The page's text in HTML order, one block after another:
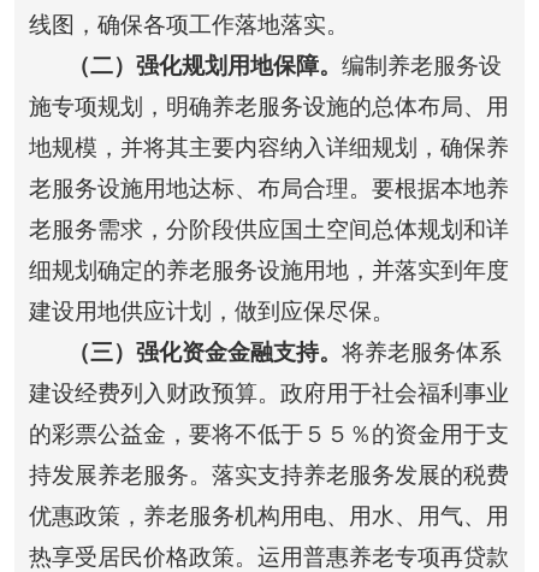
线图，确保各项工作落地落实。
（二）强化规划用地保障。 编制养老服务设
施专项规划，明确养老服务设施的总体布局、用
地规模，并将其主要内容纳入详细规划，确保养
老服务设施用地达标、布局合理。 要根据本地养
老服务需求，分阶段供应国土空间总体规划和详
细规划确定的养老服务设施用地，并落实到年度
建设用地供应计划，做到应保尽保。
（三）强化资金金融支持。 将养老服务体系
建设经费列入财政预算。政府用于社会福利事业
的彩票公益金，要将不低于５５％的资金用于支
持发展养老服务。落实支持养老服务发展的税费
优惠政策，养老服务机构用电、用水、用气、用
热享受居民价格政策。运用普惠养老专项再贷款